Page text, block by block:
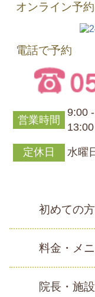
オンライン予
電話で予約
営業時間
9:00
定休日 水曜
初めての
料金・メ
院長・施